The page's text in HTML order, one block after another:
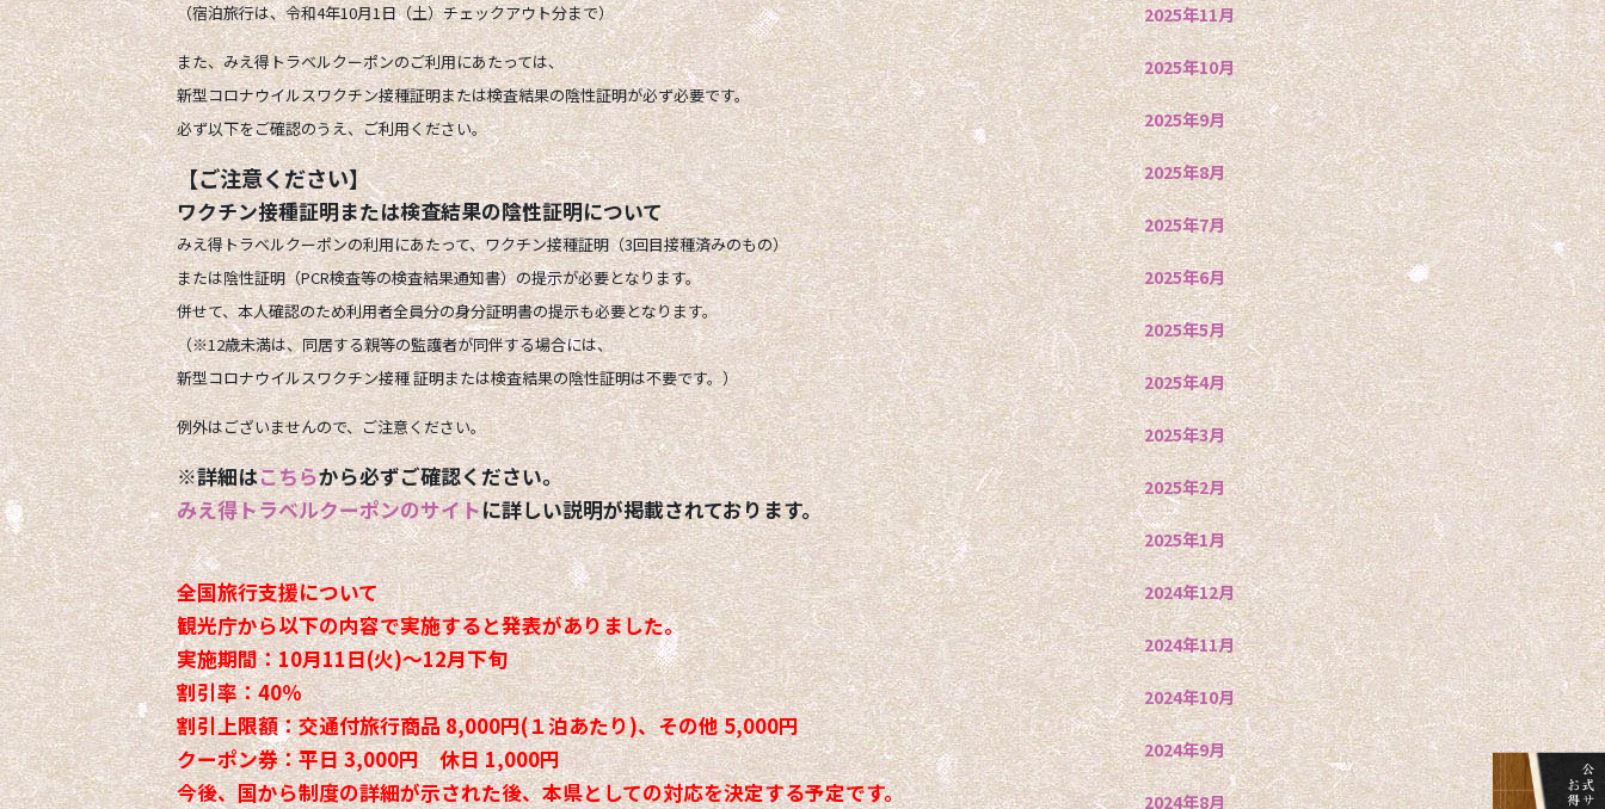
（宿泊旅行は、令和4年10月1日（土）チェックアウト分まで）
また、みえ得トラベルクーポンのご利用にあたっては、
新型コロナウイルスワクチン接種証明または検査結果の陰性証明が必ず必要です。
必ず以下をご確認のうえ、ご利用ください。
【ご注意ください】
ワクチン接種証明または検査結果の陰性証明について
みえ得トラベルクーポンの利用にあたって、ワクチン接種証明（3回目接種済みのもの）
または陰性証明（PCR検査等の検査結果通知書）の提示が必要となります。
併せて、本人確認のため利用者全員分の身分証明書の提示も必要となります。
（※12歳未満は、同居する親等の監護者が同伴する場合には、
新型コロナウイルスワクチン接種 証明または検査結果の陰性証明は不要です。）
例外はございませんので、ご注意ください。
※詳細はこちらから必ずご確認ください。
みえ得トラベルクーポンのサイトに詳しい説明が掲載されております。
全国旅行支援について
観光庁から以下の内容で実施すると発表がありました。
実施期間：10月11日(火)～12月下旬
割引率：40％
割引上限額：交通付旅行商品 8,000円(１泊あたり)、その他 5,000円
クーポン券：平日 3,000円 休日 1,000円
今後、国から制度の詳細が示された後、本県としての対応を決定する予定です。
2025年11月
2025年10月
2025年9月
2025年8月
2025年7月
2025年6月
2025年5月
2025年4月
2025年3月
2025年2月
2025年1月
2024年12月
2024年11月
2024年10月
2024年9月
2024年8月